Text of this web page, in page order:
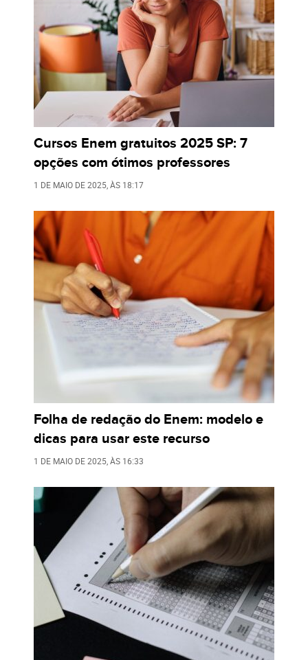
Cursos Enem gratuitos 2025 SP: 7
opções com ótimos professores
1 DE MAIO DE 2025 , ÀS 18:17
Folha de redação do Enem: modelo e
dicas para usar este recurso
1 DE MAIO DE 2025 , ÀS 16:33